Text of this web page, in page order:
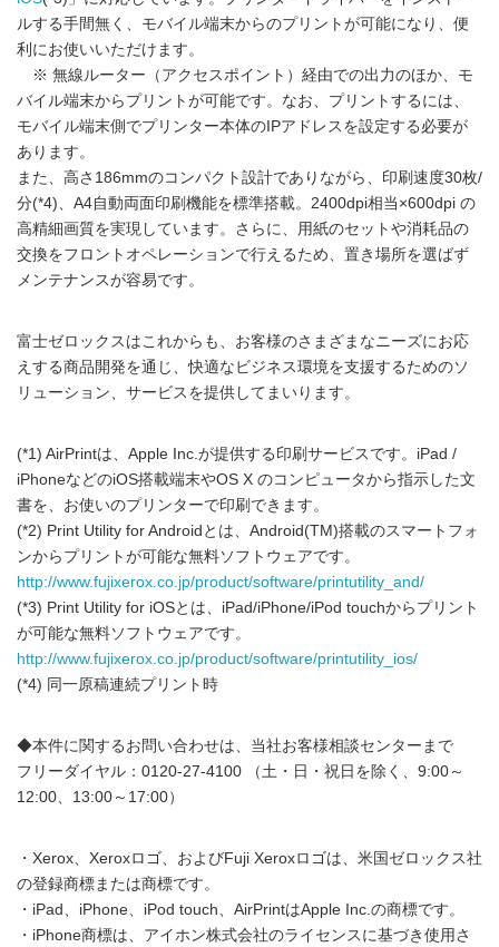
ルする手間無く、モバイル端末からのプリントが可能になり、便
利にお使いいただけます。
※ 無線ルーター（アクセスポイント）経由での出力のほか、モ
バイル端末からプリントが可能です。なお、プリントするには、
モバイル端末側でプリンター本体のIPアドレスを設定する必要が
あります。
また、高さ186mmのコンパクト設計でありながら、印刷速度30枚/
分(*4)、A4自動両面印刷機能を標準搭載。2400dpi相当×600dpi の
高精細画質を実現しています。さらに、用紙のセットや消耗品の
交換をフロントオペレーションで行えるため、置き場所を選ばず
メンテナンスが容易です。
富士ゼロックスはこれからも、お客様のさまざまなニーズにお応
えする商品開発を通じ、快適なビジネス環境を支援するためのソ
リューション、サービスを提供してまいります。
(*1) AirPrintは、Apple Inc.が提供する印刷サービスです。iPad /
iPhoneなどのiOS搭載端末やOS X のコンピュータから指示した文
書を、お使いのプリンターで印刷できます。
(*2) Print Utility for Androidとは、Android(TM)搭載のスマートフォ
ンからプリントが可能な無料ソフトウェアです。
http://www.fujixerox.co.jp/product/software/printutility_and/
(*3) Print Utility for iOSとは、iPad/iPhone/iPod touchからプリント
が可能な無料ソフトウェアです。
http://www.fujixerox.co.jp/product/software/printutility_ios/
(*4) 同一原稿連続プリント時
◆本件に関するお問い合わせは、当社お客様相談センターまで
フリーダイヤル：0120-27-4100 （土・日・祝日を除く、9:00～
12:00、13:00～17:00）
・Xerox、Xeroxロゴ、およびFuji Xeroxロゴは、米国ゼロックス社
の登録商標または商標です。
・iPad、iPhone、iPod touch、AirPrintはApple Inc.の商標です。
・iPhone商標は、アイホン株式会社のライセンスに基づき使用さ